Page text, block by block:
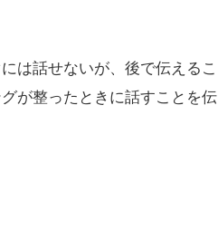
は話せないが、後で伝えるこ
が整ったときに話すことを伝